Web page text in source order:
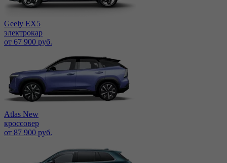
Geely EX5
электрокар
от 67 900 руб.
Atlas New
кроссовер
от 87 900 руб.